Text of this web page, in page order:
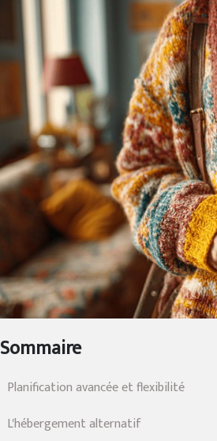
Sommaire
Planification avancée et flexibilité
L'hébergement alternatif